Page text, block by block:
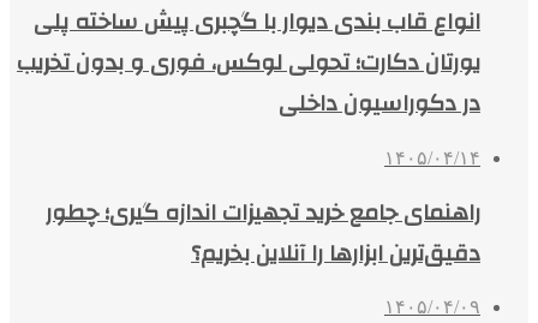
انواع قاب بندی دیوار با گچبری پیش ساخته پلی
یورتان دکارت؛ تحولی لوکس، فوری و بدون تخریب
در دکوراسیون داخلی
۱۴۰۵/۰۴/۱۴
راهنمای جامع خرید تجهیزات اندازه گیری؛ چطور
دقیق‌ترین ابزارها را آنلاین بخریم؟
۱۴۰۵/۰۴/۰۹